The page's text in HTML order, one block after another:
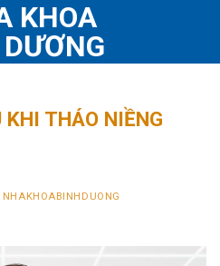
KHI THÁO NIỀNG
NHAKHOABINHDUONG